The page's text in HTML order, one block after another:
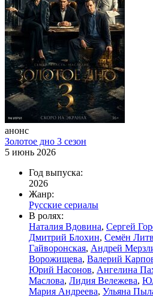
анонс
Золотое дно 3 сезон
5 июнь 2026
Год выпуска:
2026
Жанр:
Русские сериалы
В ролях:
Наталия Вдовина, Сергей
Дмитрий Блохин, Семён
Гайворонская, Андрей
Ворожищева, Валерий
Юрий Насонов, Ангелина
Маслова, Лидия Вележева,
Мария Андреева, Ульяна